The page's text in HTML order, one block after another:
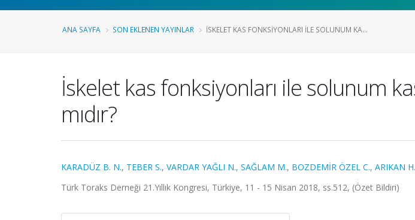
ANA SAYFA SON EKLENEN YAYINLAR İSKELET KAS FONKSIYONLARI ILE SOLUNUM KA...
İskelet kas fonksiyonları ile solunum
mıdır?
KARADÜZ B. N., TEBER S., VARDAR YAĞLI N., SAĞLAM M., BOZDEMİR ÖZEL C., ARIKAN H.
Türk Toraks Derneği 21.Yıllık Kongresi, Türkiye, 11 - 15 Nisan 2018, ss.512, (Özet Bildiri)